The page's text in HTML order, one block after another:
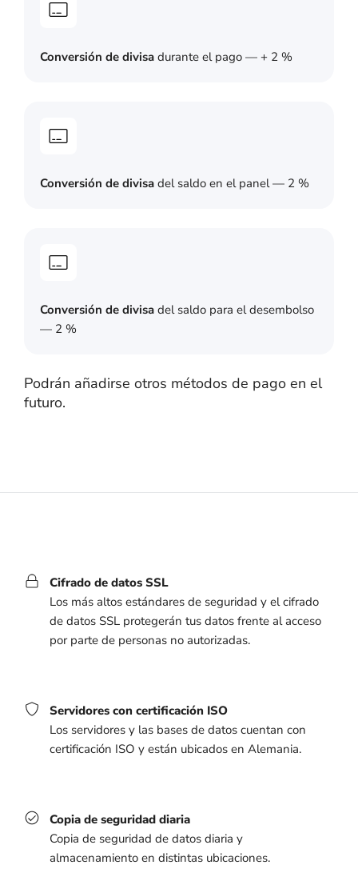
Conversión de divisa durante el pago — + 2 %
Conversión de divisa del saldo en el panel — 2 %
Conversión de divisa del saldo para el desembolso
— 2 %
Podrán añadirse otros métodos de pago en el
futuro.
Cifrado de datos SSL
Los más altos estándares de seguridad y el cifrado
de datos SSL protegerán tus datos frente al acceso
por parte de personas no autorizadas.
Servidores con certificación ISO
Los servidores y las bases de datos cuentan con
certificación ISO y están ubicados en Alemania.
Copia de seguridad diaria
Copia de seguridad de datos diaria y
almacenamiento en distintas ubicaciones.